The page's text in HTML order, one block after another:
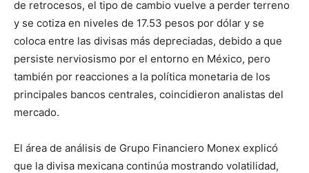
de retrocesos, el tipo de cambio vuelve a perder terreno
y se cotiza en niveles de 17.53 pesos por dólar y se
coloca entre las divisas más depreciadas, debido a que
persiste nerviosismo por el entorno en México, pero
también por reacciones a la política monetaria de los
principales bancos centrales, coincidieron analistas del
mercado.
El área de análisis de Grupo Financiero Monex explicó
que la divisa mexicana continúa mostrando volatilidad,